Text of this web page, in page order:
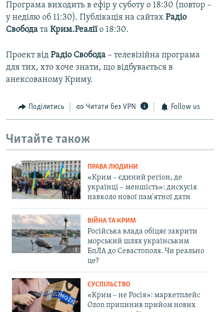
Програма виходить в ефір у суботу о 18:30 (повтор –
у неділю об 11:30). Публікація на сайтах Радіо
Свобода та Крим.Реаліїо 18:30.
Проект від Радiо Свобода – телевізійна програма
для тих, хто хоче знати, що відбувається в
анексованому Криму.
Поділитись Читати без VPN Follow us
Читайте також
ПРАВА ЛЮДИНИ
«Крим – єдиний регіон, де
українці – меншість»: дискусія
навколо нової пам'ятної дати
ВІЙНА ТА КРИМ
Російська влада обіцяє закрити
морський шлях українським
БпЛА до Севастополя. Чи реально
це?
СУСПІЛЬСТВО
«Крим – не Росія»: маркетплейс
Ozon припинив прийом нових